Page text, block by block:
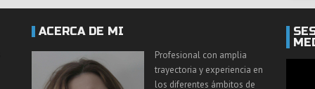
ACERCA DE MI
Profesional con amplia
trayectoria y experiencia en
los diferentes ámbitos de